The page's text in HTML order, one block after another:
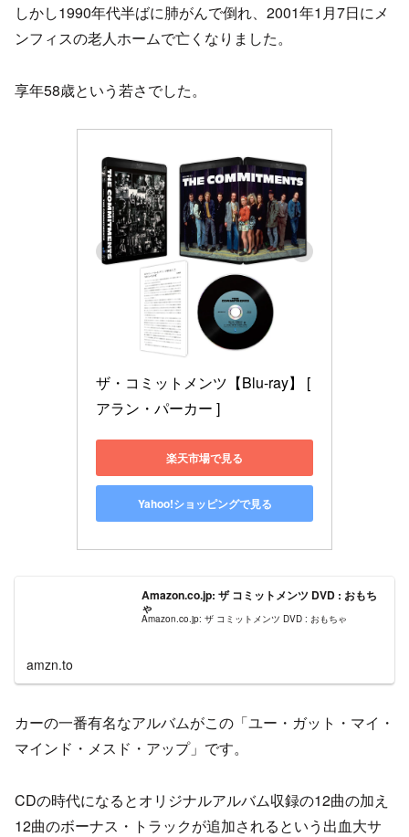
しかし1990年代半ばに肺がんで倒れ、2001年1月7日にメ
ンフィスの老人ホームで亡くなりました。
享年58歳という若さでした。
ザ・コミットメンツ【Blu-ray】 [
アラン・パーカー ]
楽天市場で見る
Yahoo!ショッピングで見る
Amazon.co.jp: ザ コミットメンツ DVD : おもち
ゃ
Amazon.co.jp: ザ コミットメンツ DVD : おもちゃ
amzn.to
カーの一番有名なアルバムがこの「ユー・ガット・マイ・
マインド・メスド・アップ」です。
CDの時代になるとオリジナルアルバム収録の12曲の加え
12曲のボーナス・トラックが追加されるという出血大サ